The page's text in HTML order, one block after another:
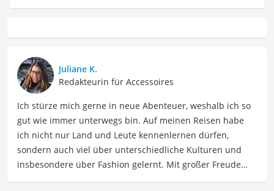
Juliane K.
Redakteurin für Accessoires
Ich stürze mich gerne in neue Abenteuer, weshalb ich so
gut wie immer unterwegs bin. Auf meinen Reisen habe
ich nicht nur Land und Leute kennenlernen dürfen,
sondern auch viel über unterschiedliche Kulturen und
insbesondere über Fashion gelernt. Mit großer Freude